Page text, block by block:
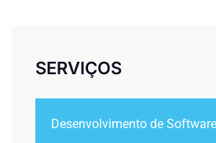
SERVIÇOS
Desenvolvimento de Software